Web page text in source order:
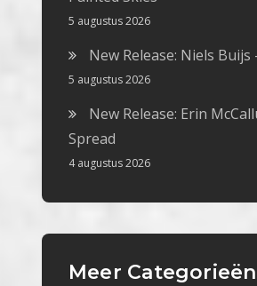
5 augustus 2026
New Release: Niels
5 augustus 2026
New Release: Erin
Spread
4 augustus 2026
Meer Categorieën